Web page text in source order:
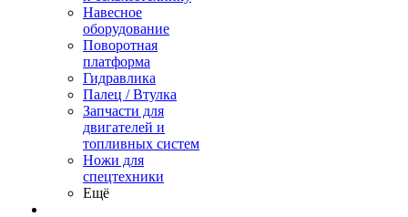
Навесное
оборудование
Поворотная
платформа
Гидравлика
Палец / Втулка
Запчасти для
двигателей и
топливных систем
Ножи для
спецтехники
Ещё